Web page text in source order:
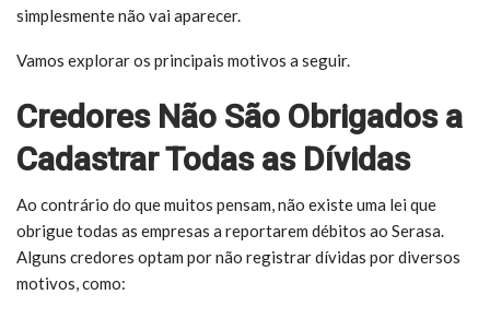
simplesmente não vai aparecer.
Vamos explorar os principais motivos a seguir.
Credores Não São Obrigados a
Cadastrar Todas as Dívidas
Ao contrário do que muitos pensam, não existe uma lei que
obrigue todas as empresas a reportarem débitos ao Serasa.
Alguns credores optam por não registrar dívidas por diversos
motivos, como: